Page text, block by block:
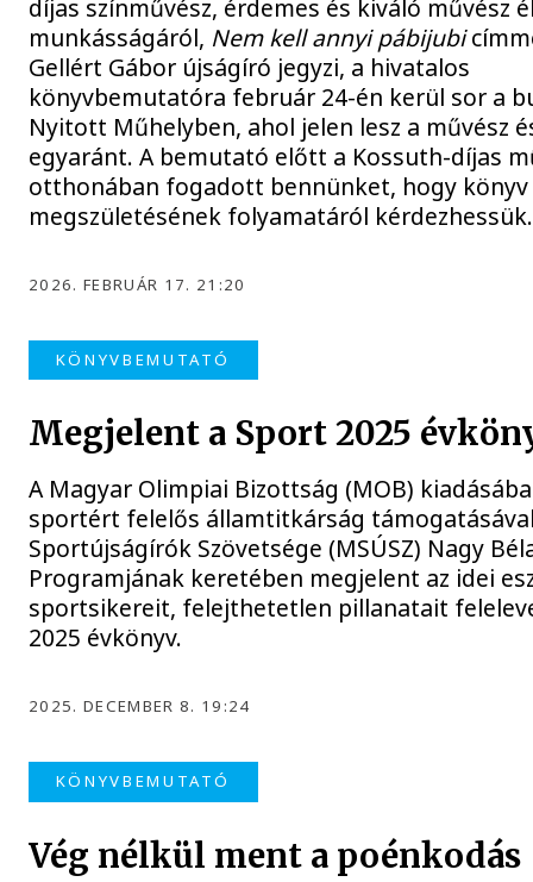
díjas színművész, érdemes és kiváló művész
munkásságáról, Nem kell annyi pábijubi
Gellért Gábor újságíró jegyzi, a hivatalos
könyvbemutatóra február 24-én kerül sor a
Nyitott Műhelyben, ahol jelen lesz a művész
egyaránt. A bemutató előtt a Kossuth-díjas
otthonában fogadott bennünket, hogy könyv
megszületésének folyamatáról kérdezhessük.
2026. FEBRUÁR 17. 21:20
KÖNYVBEMUTATÓ
Megjelent a Sport 2025
A Magyar Olimpiai Bizottság (MOB)
sportért felelős államtitkárság
Sportújságírók Szövetsége (MSÚSZ) Nagy
Programjának keretében megjelent az idei
sportsikereit, felejthetetlen pillanatait
2025 évkönyv.
2025. DECEMBER 8. 19:24
KÖNYVBEMUTATÓ
Vég nélkül ment a poénkodás